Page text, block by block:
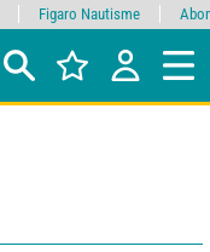
Figaro Nautisme